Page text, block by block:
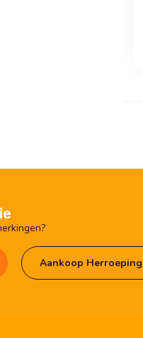
Aankoop Herroeping